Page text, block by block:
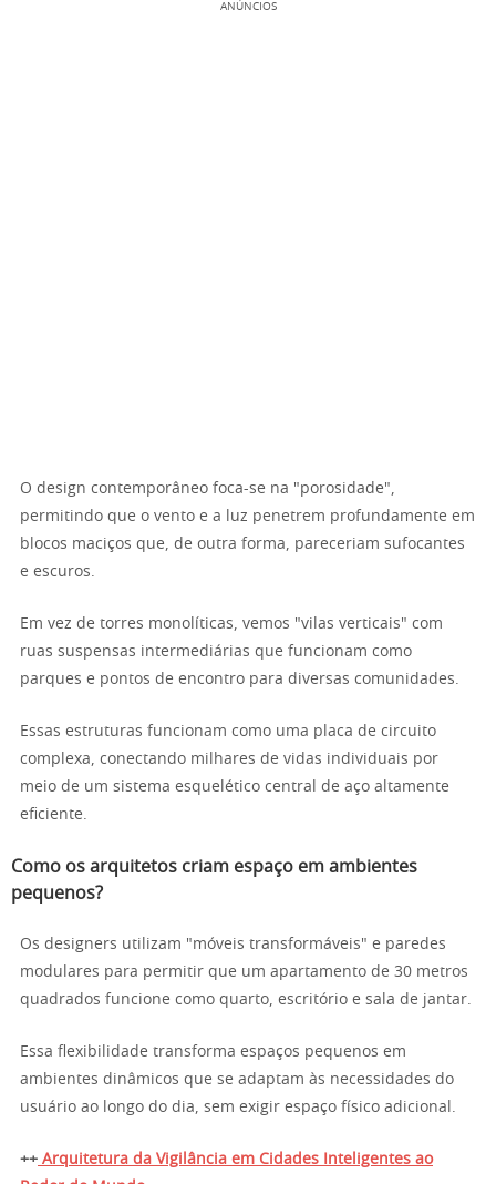
ANÚNCIOS
O design contemporâneo foca-se na "porosidade",
permitindo que o vento e a luz penetrem profundamente em
blocos maciços que, de outra forma, pareceriam sufocantes
e escuros.
Em vez de torres monolíticas, vemos "vilas verticais" com
ruas suspensas intermediárias que funcionam como
parques e pontos de encontro para diversas comunidades.
Essas estruturas funcionam como uma placa de circuito
complexa, conectando milhares de vidas individuais por
meio de um sistema esquelético central de aço altamente
eficiente.
Como os arquitetos criam espaço em ambientes
pequenos?
Os designers utilizam "móveis transformáveis" e paredes
modulares para permitir que um apartamento de 30 metros
quadrados funcione como quarto, escritório e sala de jantar.
Essa flexibilidade transforma espaços pequenos em
ambientes dinâmicos que se adaptam às necessidades do
usuário ao longo do dia, sem exigir espaço físico adicional.
++ Arquitetura da Vigilância em Cidades Inteligentes ao